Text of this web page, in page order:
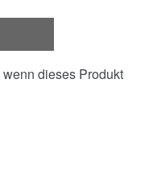
dieses Produkt